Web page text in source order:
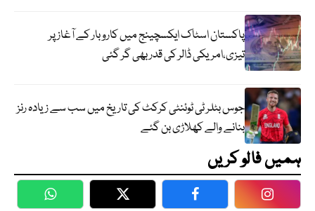
پاکستان اسٹاک ایکسچینج میں کاروبار کے آغاز پر
تیزی،امریکی ڈالر کی قدر بھی گر گئی
جوس بٹلر ٹی ٹوئنٹی کرکٹ کی تاریخ میں سب سے زیادہ رنز
بنانے والے کھلاڑی بن گئے
ہمیں فالو کریں
WhatsApp Twitter Facebook